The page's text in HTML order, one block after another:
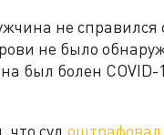
не справился
не было
был болен
что суд оштрафовал